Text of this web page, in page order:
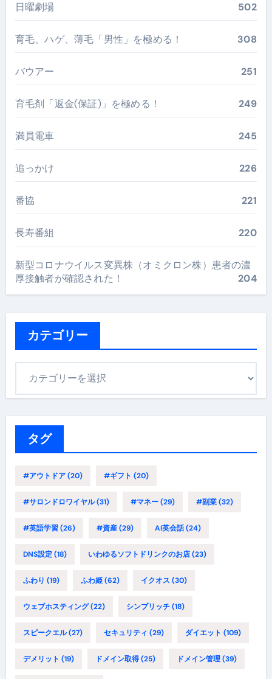
日曜劇場 502
育毛、ハゲ、薄毛「男性」を極める！ 308
バウアー 251
育毛剤「返金(保証)」を極める！ 249
満員電車 245
追っかけ 226
番協 221
長寿番組 220
新型コロナウイルス変異株（オミクロン株）患者の濃
厚接触者が確認された！
204
カテゴリー
タグ
#アウトドア(20) #ギフト (20)
#サロンドロワイヤル(31) #マネー(29) #副業(32)
#英語学習(26) #資産(29) AI英会話(24)
DNS設定(18) いわゆるソフトドリンクのお店(23)
ふわり (19) ふわ姫(62) イクオス (30)
ウェブホスティング(22) シンプリッチ(18)
スピークエル(27) セキュリティ (29) ダイエット (109)
デメリット (19) ドメイン取得(25) ドメイン管理(39)